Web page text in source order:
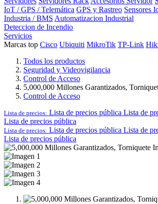
IoT / GPS / Telemática GPS y Rastreo Sensores
Industria / BMS Automatizacion Industrial
Deteccion de Incendio
Servicios
Marcas top Cisco Ubiquiti MikroTik TP-Link
Todos los productos
Seguridad y Videovigilancia
Control de Acceso
5,000,000 Millones Garantizados,
Control de Acceso
Lista de precios: Lista de precios pública Lista de
Lista de precios pública
Lista de precios: Lista de precios pública Lista de
Lista de precios pública